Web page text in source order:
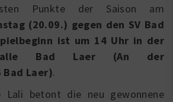
Punkte der Saison am
(20.09.) gegen den SV Bad
ist um 14 Uhr in der
Bad Laer (An der
Bad Laer).
Lali betont die neu gewonnene